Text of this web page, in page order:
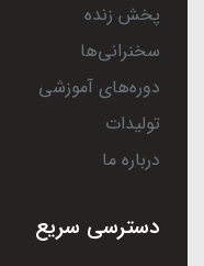
پخش زنده
سخنرانی‌ها
دوره‌های آموزشی
تولیدات
درباره ما
دسترسی سریع